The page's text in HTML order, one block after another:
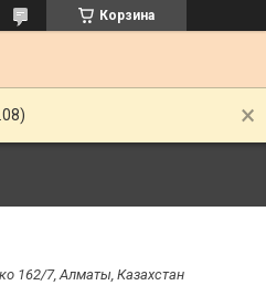
Корзина
162/7, Алматы, Казахстан